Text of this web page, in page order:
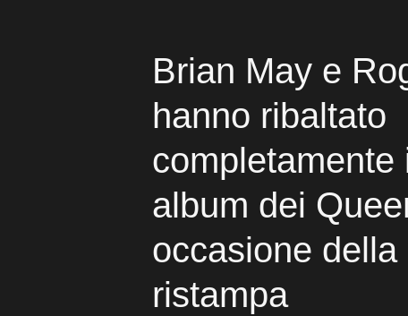
Brian May e
hanno ribaltato
completamente
album dei
occasione della
ristampa